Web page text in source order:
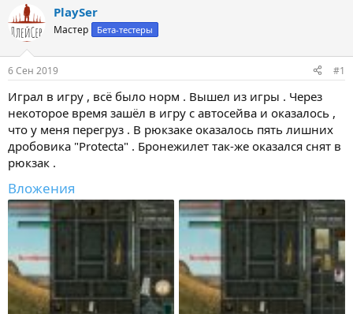
т
о
р
т
е
м
ы
т
а
н
а
л
а
PlaySer
Мастер Бета-тестеры
6 Сен 2019 #1
Играл в игру , всё было норм . Вышел из игры . Через
некоторое время зашёл в игру с автосейва и оказалось ,
что у меня перегруз . В рюкзаке оказалось пять лишних
дробовика "Protecta" . Бронежилет так-же оказался снят в
рюкзак .
Вложения